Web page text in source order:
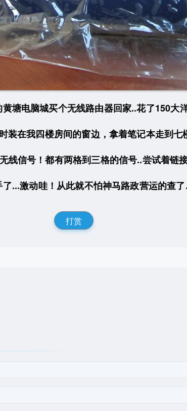
塘电脑城买个无线路由器回家..花了150大
装在我四楼房间的窗边，拿着笔记本走到七
线信号！都有两格到三格的信号..尝试着链
...激动哇！从此就不怕神马路政营运的查
打赏